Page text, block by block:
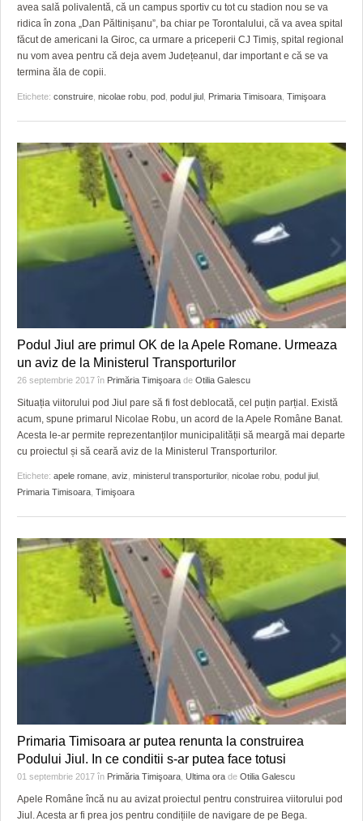
avea sală polivalentă, că un campus sportiv cu tot cu stadion nou se va
ridica în zona „Dan Păltinișanu”, ba chiar pe Torontalului, că va avea spital
făcut de americani la Giroc, ca urmare a priceperii CJ Timiș, spital regional
nu vom avea pentru că deja avem Județeanul, dar important e că se va
termina ăla de copii.
Etichete: construire nicolae robu pod podul jiul Primaria Timisoara Timişoara
Podul Jiul are primul OK de la Apele Romane. Urmeaza
un aviz de la Ministerul Transporturilor
26 septembrie 2017 în Primăria Timişoara de Otilia Galescu
Situația viitorului pod Jiul pare să fi fost deblocată, cel puțin parțial. Există
acum, spune primarul Nicolae Robu, un acord de la Apele Române Banat.
Acesta le-ar permite reprezentanților municipalității să meargă mai departe
cu proiectul și să ceară aviz de la Ministerul Transporturilor.
Etichete: apele romane aviz ministerul transporturilor, nicolae robu podul jiul
Primaria Timisoara Timişoara
Primaria Timisoara ar putea renunta la construirea
Podului Jiul. In ce conditii s-ar putea face totusi
01 septembrie 2017 în Primăria Timişoara Ultima ora de Otilia Galescu
Apele Române încă nu au avizat proiectul pentru construirea viitorului pod
Jiul. Acesta ar fi prea jos pentru condițiile de navigare de pe Bega.